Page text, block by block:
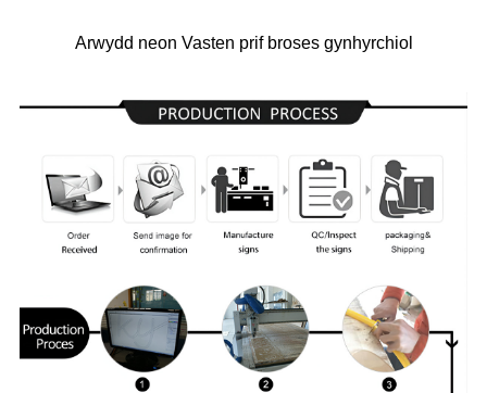
Arwydd neon Vasten prif broses gynhyrchiol